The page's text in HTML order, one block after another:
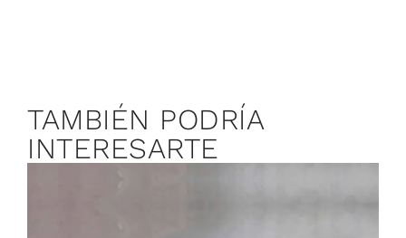
TAMBIÉN PODRÍA
INTERESARTE